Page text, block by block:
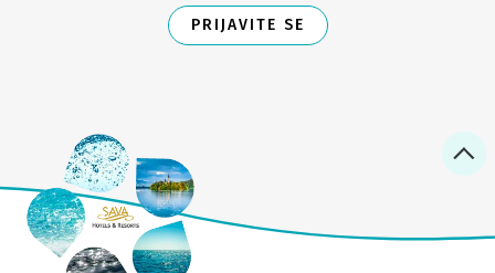
PRIJAVITE SE